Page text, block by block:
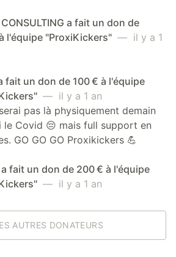
a fait un don de
l'équipe "ProxiKickers" — il y a 1
fait un don de 100 € à l'équipe
— il y a 1 an
pas là physiquement demain
le Covid 😔 mais full support en
GO GO GO Proxikickers 💪
fait un don de 200 € à l'équipe
— il y a 1 an
AUTRES DONATEURS